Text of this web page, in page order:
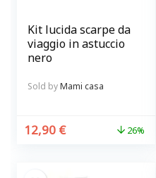
Kit lucida scarpe da
viaggio in astuccio
nero
Sold byMami casa
12,90 € 26%